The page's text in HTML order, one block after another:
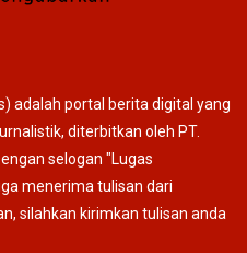
adalah portal berita digital yang
diterbitkan oleh PT.
selogan "Lugas
menerima tulisan dari
silahkan kirimkan tulisan anda